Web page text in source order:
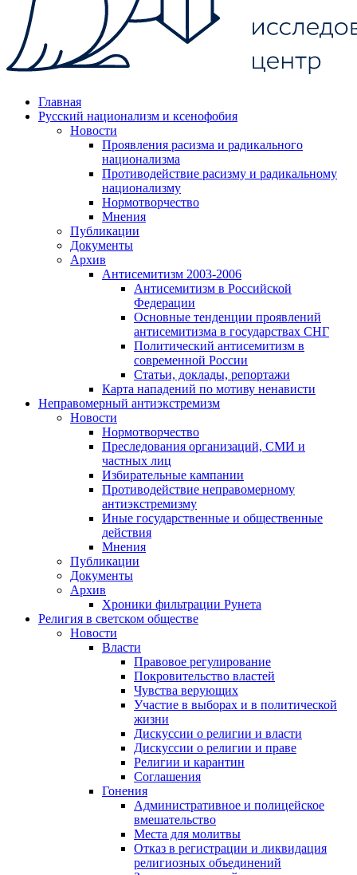
Главная
Русский национализм и ксенофобия
Новости
Проявления расизма и радикального
национализма
Противодействие расизму и радикальному
национализму
Нормотворчество
Мнения
Публикации
Документы
Архив
Антисемитизм 2003-2006
Антисемитизм в Российской
Федерации
Основные тенденции проявлений
антисемитизма в государствах СНГ
Политический антисемитизм в
современной России
Статьи, доклады, репортажи
Карта нападений по мотиву ненависти
Неправомерный антиэкстремизм
Новости
Нормотворчество
Преследования организаций, СМИ и
частных лиц
Избирательные кампании
Противодействие неправомерному
антиэкстремизму
Иные государственные и общественные
действия
Мнения
Публикации
Документы
Архив
Хроники фильтрации Рунета
Религия в светском обществе
Новости
Власти
Правовое регулирование
Покровительство властей
Чувства верующих
Участие в выборах и в политической
жизни
Дискуссии о религии и власти
Дискуссии о религии и праве
Религии и карантин
Соглашения
Гонения
Административное и полицейское
вмешательство
Места для молитвы
Отказ в регистрации и ликвидация
религиозных объединений